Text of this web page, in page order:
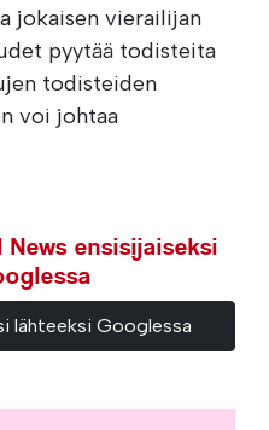
jokaisen vierailijan
pyytää todisteita
todisteiden
voi johtaa
ensisijaiseksi
lähteeksi Googlessa